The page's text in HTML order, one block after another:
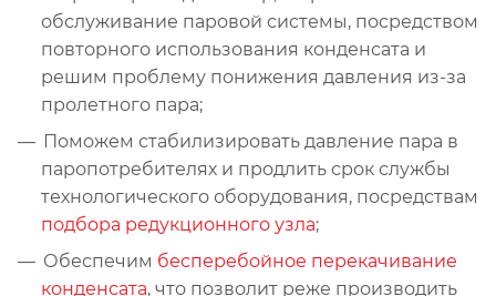
обслуживание паровой системы, посредством
повторного использования конденсата и
решим проблему понижения давления из-за
пролетного пара;
Поможем стабилизировать давление пара в
паропотребителях и продлить срок службы
технологического оборудования, посредствам
подбора редукционного узла;
Обеспечим бесперебойное перекачивание
конденсата, что позволит реже производить